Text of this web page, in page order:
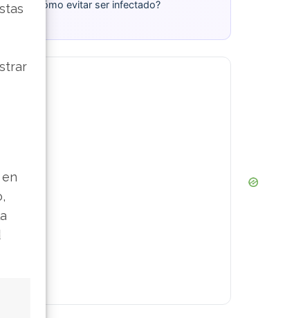
parte de una red Zombi
Cómo evitar ser infectado?